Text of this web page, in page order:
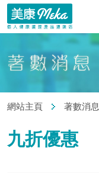
網站主頁 著數消息
九折優惠